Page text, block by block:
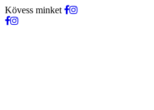
Kövess minket